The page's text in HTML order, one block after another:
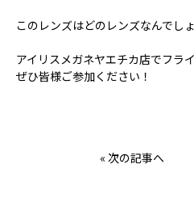
このレンズはどのレンズなんでしょ
アイリスメガネヤエチカ店でフラ
ぜひ皆様ご参加ください！
« 次の記事へ